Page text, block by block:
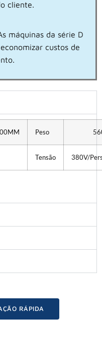
cliente.
máquinas da série D
custos de
Peso
Tensão 380V/
RÁPIDA